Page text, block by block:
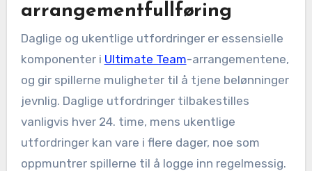
arrangementfullføring
Daglige og ukentlige utfordringer er essensielle
komponenter i Ultimate Team-arrangementene,
og gir spillerne muligheter til å tjene belønninger
jevnlig. Daglige utfordringer tilbakestilles
vanligvis hver 24. time, mens ukentlige
utfordringer kan vare i flere dager, noe som
oppmuntrer spillerne til å logge inn regelmessig.